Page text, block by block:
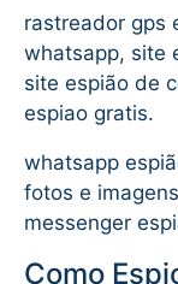
rastreador gps
whatsapp, site
site espião de
espiao gratis.
whatsapp
fotos e
messenger
Como